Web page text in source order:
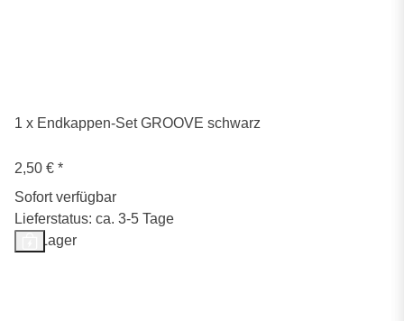
1 x Endkappen-Set GROOVE schwarz
2,50 € *
Sofort verfügbar
Lieferstatus: ca. 3-5 Tage
Auf Lager